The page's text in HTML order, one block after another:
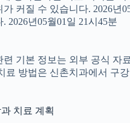
커질 수 있습니다. 2026
2026년05월01일 21시45분
기본 정보는 외부 공식 자
료 방법은 신촌치과에서 구
치료 계획